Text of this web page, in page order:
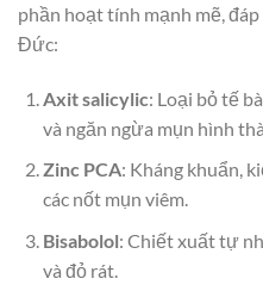
phần hoạt tính mạnh mẽ,
Đức:
Axit salicylic: Loại bỏ tế
và ngăn ngừa mụn hình
Zinc PCA: Kháng khuẩn,
các nốt mụn viêm.
Bisabolol: Chiết xuất tự
và đỏ rát.